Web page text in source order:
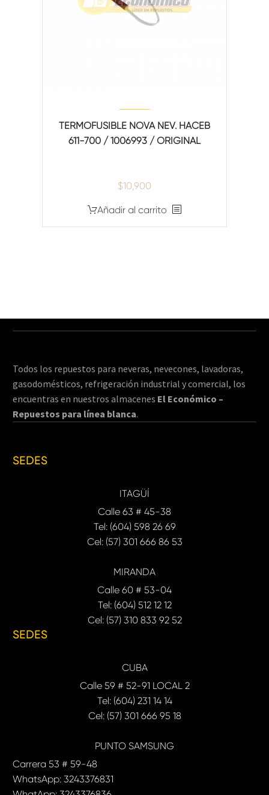
TERMOFUSIBLE NOVA NEV. HACEB
611-700 / 1006993 / ORIGINAL
$10,900
Añadir al carrito
Todos los repuestos para neveras, nevecones, lavadoras,
gasodomésticos, refrigeración industrial y comercial, los
encuentras en nuestros almacenes El Económico –
Repuestos para línea blanca.
SEDES
ITAGÜÍ
Calle 63 # 45-38
Tel: (604) 598 26 69
Cel: (57) 301 666 86 53
MIRANDA
Calle 60 # 53-04
Tel: (604) 512 12 12
Cel: (57) 310 833 92 52
SEDES
CUBA
Calle 59 # 52-91 LOCAL 2
Tel: (604) 231 14 14
Cel: (57) 301 666 95 18
PUNTO SAMSUNG
Carrera 53 # 59-48
WhatsApp: 3243376831